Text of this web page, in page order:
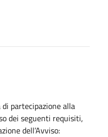
partecipazione alla
dei seguenti requisiti,
dell’Avviso: